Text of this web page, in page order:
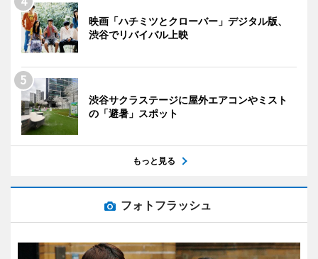
映画「ハチミツとクローバー」デジタル版、
渋谷でリバイバル上映
渋谷サクラステージに屋外エアコンやミスト
の「避暑」スポット
もっと見る
フォトフラッシュ